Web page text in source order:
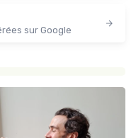
sur Google